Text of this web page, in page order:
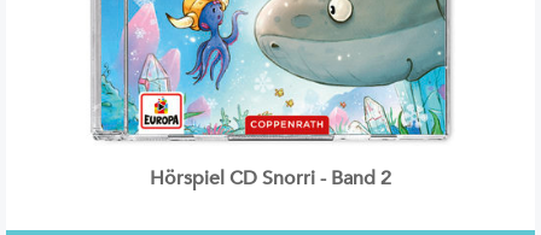
Hörspiel CD Snorri - Band 2